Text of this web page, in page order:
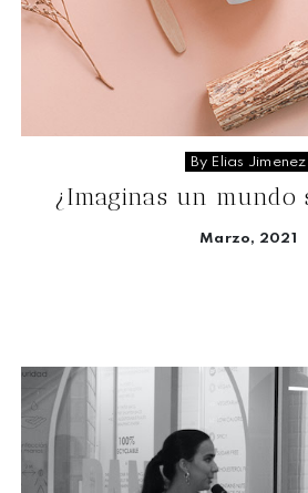
By Elias Jimenez
¿Imaginas un mundo
Marzo, 2021